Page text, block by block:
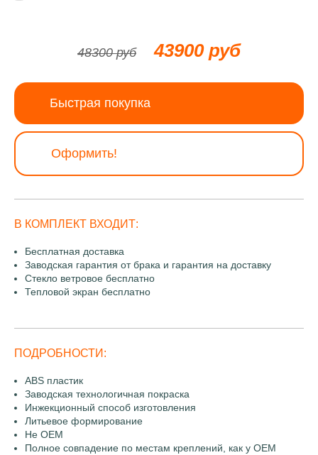
48300 руб 43900 руб
Быстрая покупка
Оформить!
В КОМПЛЕКТ ВХОДИТ:
Бесплатная доставка
Заводская гарантия от брака и гарантия на доставку
Стекло ветровое бесплатно
Тепловой экран бесплатно
ПОДРОБНОСТИ:
ABS пластик
Заводская технологичная покраска
Инжекционный способ изготовления
Литьевое формирование
Не OEM
Полное совпадение по местам креплений, как у OEM